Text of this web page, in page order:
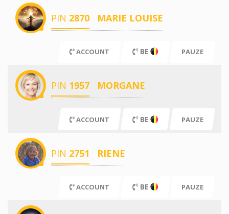
PIN 2870 MARIE LOUISE
ACCOUNT BE PAUZE
PIN 1957 MORGANE
ACCOUNT BE PAUZE
PIN 2751 RIENE
ACCOUNT BE PAUZE